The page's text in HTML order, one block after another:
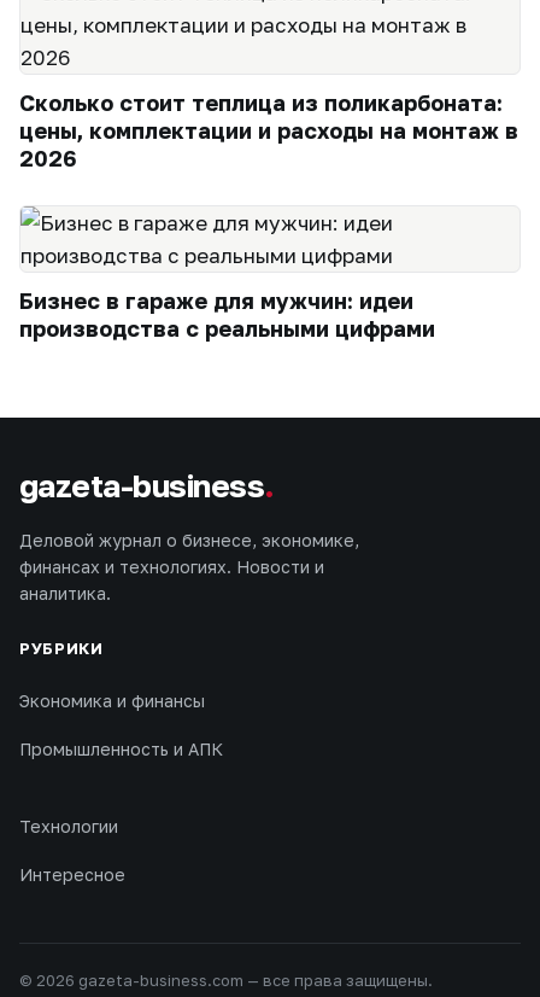
Сколько стоит теплица из поликарбоната:
цены, комплектации и расходы на монтаж в
2026
Бизнес в гараже для мужчин: идеи
производства с реальными цифрами
gazeta-business.
Деловой журнал о бизнесе, экономике,
финансах и технологиях. Новости и
аналитика.
РУБРИКИ
Экономика и финансы
Промышленность и АПК
Технологии
Интересное
© 2026 gazeta-business.com — все права защищены.